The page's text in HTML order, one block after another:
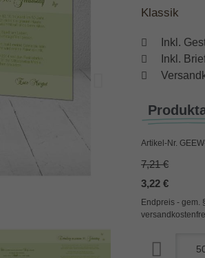
Klassik
Inkl.
Inkl.
Artikel-Nr.
7,21 €
3,22 €
Endpreis - gem.